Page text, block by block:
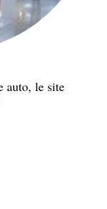
auto, le site